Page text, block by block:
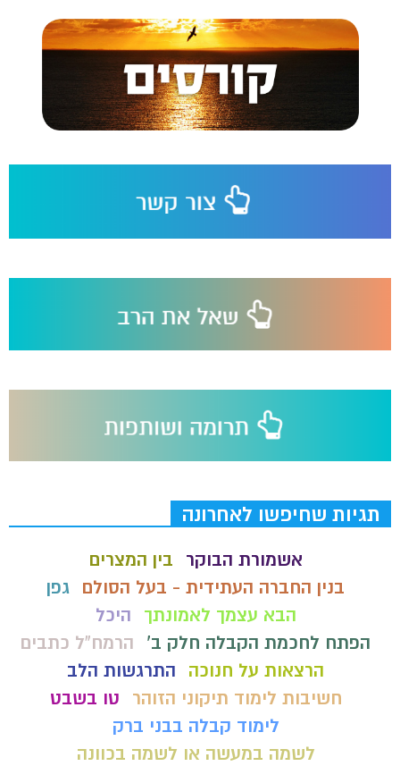
תגיות שחיפשו לאחרונה
אשמורת הבוקר
בין המצרים
בנין החברה העתידית - בעל הסולם גפן
הבא עצמך לאמונתך
היכל
הפתח לחכמת הקבלה חלק ב'
הרמח"ל כתבים
הרצאות על חנוכה
התרגשות הלב
חשיבות לימוד תיקוני הזוהר
טו בשבט
לימוד קבלה בבני ברק
לשמה במעשה או לשמה בכוונה